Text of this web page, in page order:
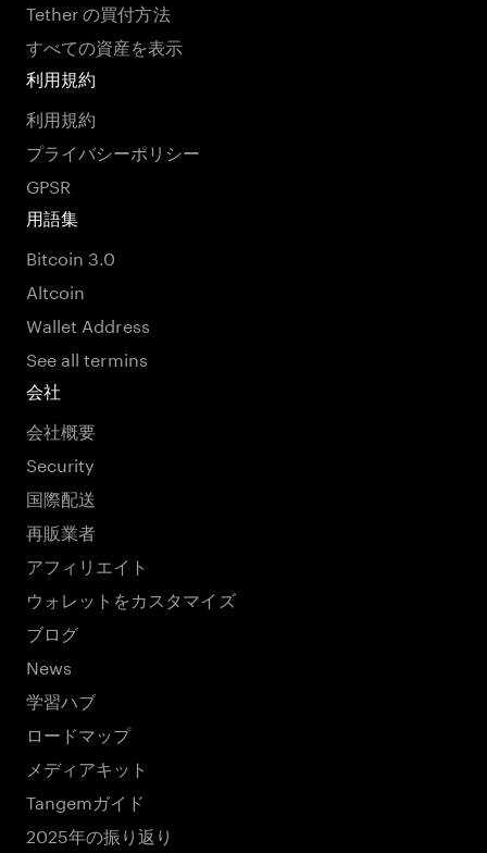
Tether の買付方法
すべての資産を表示
利用規約
利用規約
プライバシーポリシー
GPSR
用語集
Bitcoin 3.0
Altcoin
Wallet Address
See all termins
会社
会社概要
Security
国際配送
再販業者
アフィリエイト
ウォレットをカスタマイズ
ブログ
News
学習ハブ
ロードマップ
メディアキット
Tangemガイド
2025年の振り返り